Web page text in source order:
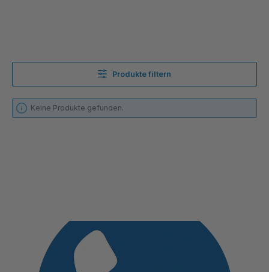
Produkte filtern
Keine Produkte gefunden.